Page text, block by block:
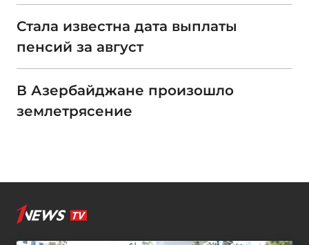
Стала известна дата выплаты
пенсий за август
В Азербайджане произошло
землетрясение